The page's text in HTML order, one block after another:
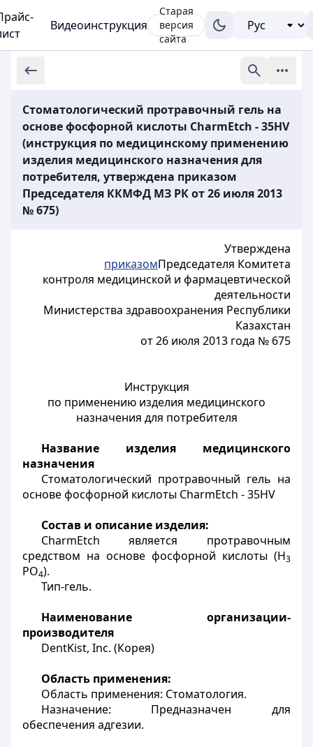
Видеоинструкция
Старая
версия
сайта
Стоматологический протравочный гель на
основе фосфорной кислоты CharmEtch - 35HV
(инструкция по медицинскому применению
изделия медицинского назначения для
потребителя, утверждена приказом
Председателя ККМФД МЗ РК от 26 июля 2013
№ 675)
Утверждена
приказомПредседателя Комитета
контроля медицинской и фармацевтической
деятельности
Министерства здравоохранения Республики
Казахстан
от 26 июля 2013 года № 675
Инструкция
по применению изделия медицинского
назначения для потребителя
Название изделия медицинского
назначения
Стоматологический протравочный гель на
основе фосфорной кислоты CharmEtch - 35HV
Состав и описание изделия:
CharmEtch является протравочным
средством на основе фосфорной кислоты (Н3
РО4).
Тип-гель.
Наименование организации-
производителя
DentKist, Inc. (Корея)
Область применения:
Область применения: Стоматология.
Назначение: Предназначен для
обеспечения адгезии.